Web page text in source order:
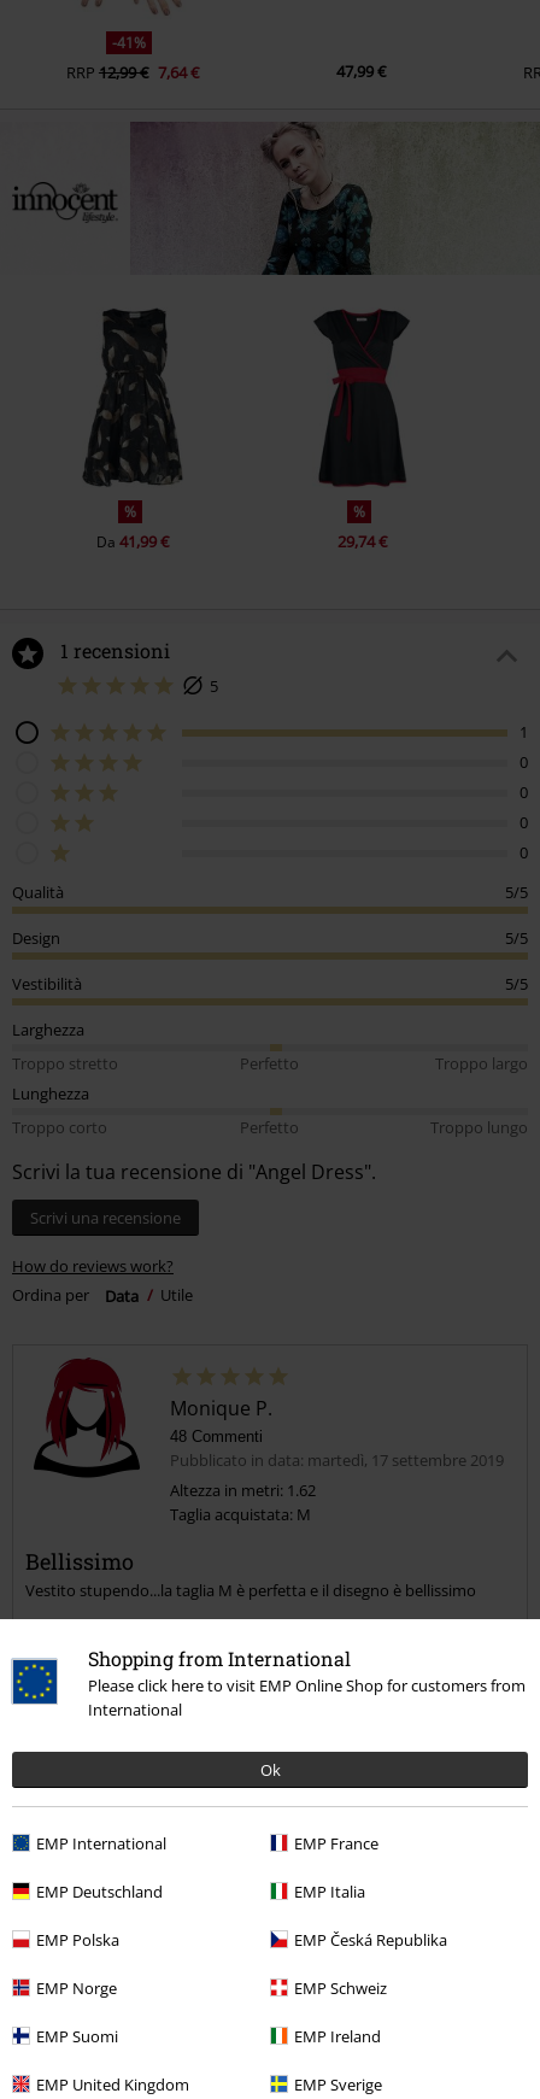
Shopping from International
Please click here to visit EMP Online Shop for customers from
International
Ok
EMP International EMP France
EMP Deutschland EMP Italia
EMP Polska EMP Česká Republika
EMP Norge EMP Schweiz
EMP Suomi EMP Ireland
EMP United Kingdom EMP Sverige
-41%
RRP 12,99 € 7,64 € 47,99 €
%
Da41,99 €
%
29,74 €
1 recensioni
5
1
0
0
0
0
Qualità
5/5
Design 5/5
Vestibilità 5/5
Larghezza
Troppo stretto
Perfetto
Troppo largo
Lunghezza
Troppo corto
Perfetto Troppo lungo
Scrivi la tua recensione di "Angel Dress".
Scrivi una recensione
How do reviews work?
Ordina per
Data Utile
Monique P.
48 Commenti
Pubblicato in data: martedì, 17 settembre 2019
Altezza in metri: 1.62
Taglia acquistata: M
Bellissimo
Vestito stupendo...la taglia M è perfetta e il disegno è bellissimo
5
Larghezza
Troppo stretto
Perfetto
Troppo corto
Perfetto
Recensione verificata
Il commento è stato utile?